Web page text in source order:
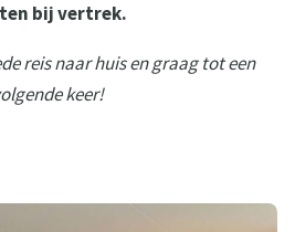
bij vertrek.
reis naar huis en graag tot een
keer!